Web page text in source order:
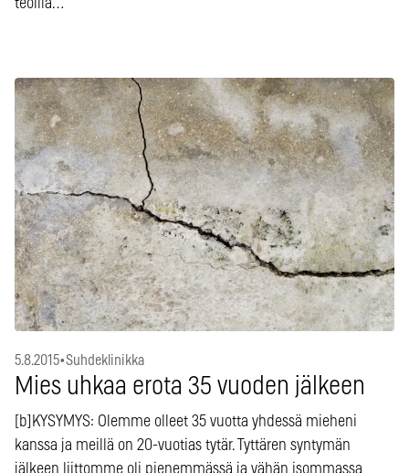
teoilla…
5.8.2015•Suhdeklinikka
Mies uhkaa erota 35 vuoden jälkeen
[b]KYSYMYS: Olemme olleet 35 vuotta yhdessä mieheni
kanssa ja meillä on 20-vuotias tytär. Tyttären syntymän
jälkeen liittomme oli pienemmässä ja vähän isommassa